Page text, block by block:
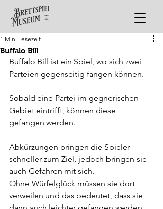
Buffalo Bill
1 Min. Lesezeit
Buffalo Bill ist ein Spiel, wo sich zwei
Parteien gegenseitig fangen können.
Sobald eine Partei im gegnerischen
Gebiet eintrifft, können diese
gefangen werden.
Abkürzungen bringen die Spieler
schneller zum Ziel, jedoch bringen sie
auch Gefahren mit sich.
Ohne Würfelglück müssen sie dort
verweilen und das bedeutet, dass sie